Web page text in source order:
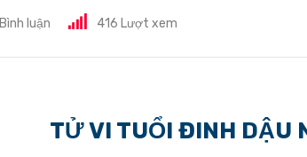
Bình luận 416 Lượt xem
TỬ VI TUỔI ĐINH DẬU